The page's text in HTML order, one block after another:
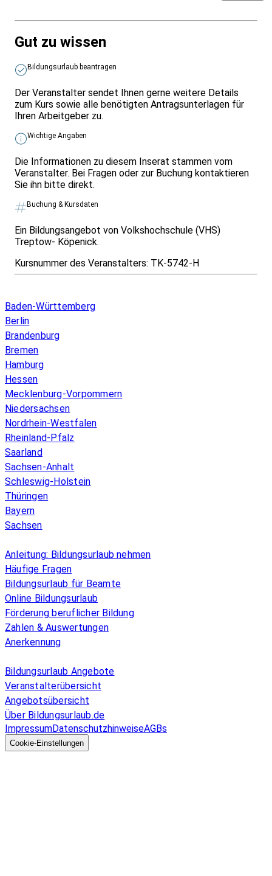
Gut zu wissen
Bildungsurlaub beantragen
Der Veranstalter sendet Ihnen gerne weitere Details
zum Kurs sowie alle benötigten Antragsunterlagen für
Ihren Arbeitgeber zu.
Wichtige Angaben
Die Informationen zu diesem Inserat stammen vom
Veranstalter. Bei Fragen oder zur Buchung kontaktieren
Sie ihn bitte direkt.
Buchung & Kursdaten
Ein Bildungsangebot von Volkshochschule (VHS)
Treptow- Köpenick.
Kursnummer des Veranstalters: TK-5742-H
Baden-Württemberg
Berlin
Brandenburg
Bremen
Hamburg
Hessen
Mecklenburg-Vorpommern
Niedersachsen
Nordrhein-Westfalen
Rheinland-Pfalz
Saarland
Sachsen-Anhalt
Schleswig-Holstein
Thüringen
Bayern
Sachsen
Anleitung: Bildungsurlaub nehmen
Häufige Fragen
Bildungsurlaub für Beamte
Online Bildungsurlaub
Förderung beruflicher Bildung
Zahlen & Auswertungen
Anerkennung
Bildungsurlaub Angebote
Veranstalterübersicht
Angebotsübersicht
Über Bildungsurlaub.de
ImpressumDatenschutzhinweiseAGBs
Cookie-Einstellungen